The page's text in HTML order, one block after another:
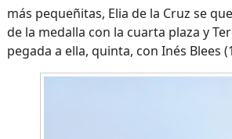
más pequeñitas, Elia de la Cruz se
de la medalla con la cuarta plaza y
pegada a ella, quinta, con Inés Blees